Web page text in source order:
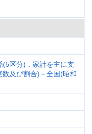
区分)，家計を主に支
及び割合)－全国(昭和